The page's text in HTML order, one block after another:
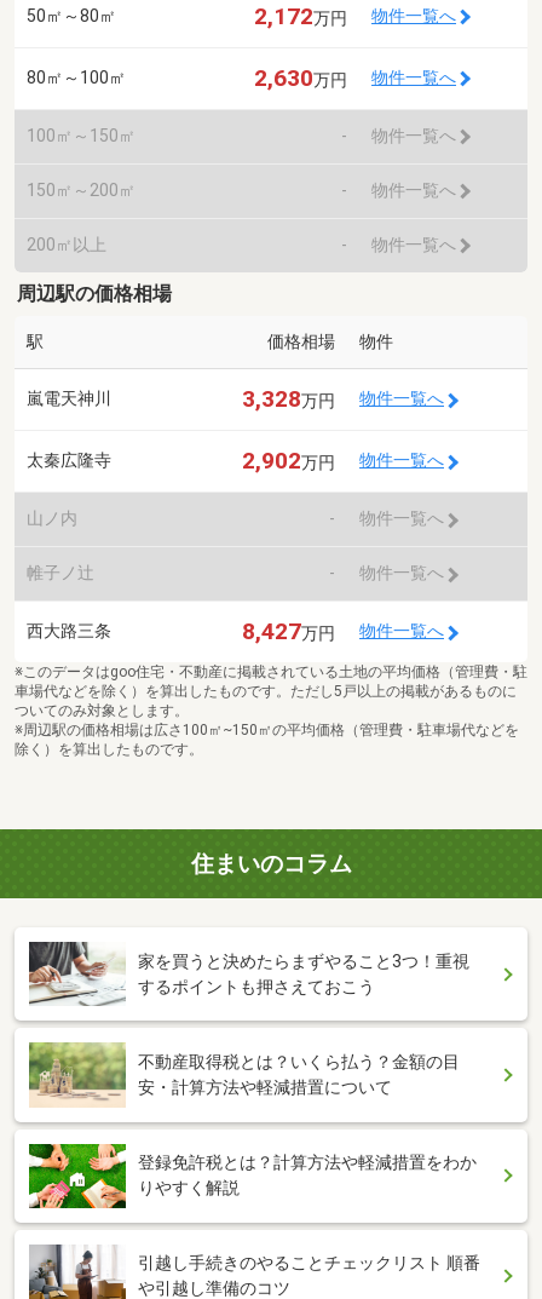
50㎡～80㎡ 2,172万円 物件一覧へ
80㎡～100㎡ 2,630万円 物件一覧へ
100㎡～150㎡ - 物件一覧へ
150㎡～200㎡ - 物件一覧へ
200㎡以上 - 物件一覧へ
周辺駅の価格相場
駅 価格相場 物件
嵐電天神川 3,328万円 物件一覧へ
太秦広隆寺 2,902万円 物件一覧へ
山ノ内 - 物件一覧へ
帷子ノ辻 - 物件一覧へ
西大路三条 8,427万円 物件一覧へ
※このデータはgoo住宅・不動産に掲載されている土地の平均価格（管理費・駐
車場代などを除く）を算出したものです。ただし5戸以上の掲載があるものに
ついてのみ対象とします。
※周辺駅の価格相場は広さ100㎡~150㎡の平均価格（管理費・駐車場代などを
除く）を算出したものです。
住まいのコラム
家を買うと決めたらまずやること3つ！重視
するポイントも押さえておこう
不動産取得税とは？いくら払う？金額の目
安・計算方法や軽減措置について
登録免許税とは？計算方法や軽減措置をわか
りやすく解説
引越し手続きのやることチェックリスト 順番
や引越し準備のコツ